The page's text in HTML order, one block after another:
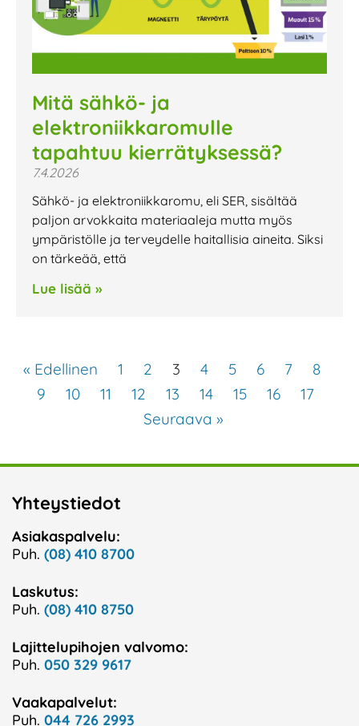
Mitä sähkö- ja
elektroniikkaromulle
tapahtuu kierrätyksessä?
7.4.2026
Sähkö- ja elektroniikkaromu, eli SER, sisältää
paljon arvokkaita materiaaleja mutta myös
ympäristölle ja terveydelle haitallisia aineita. Siksi
on tärkeää, että
Lue lisää »
« Edellinen 1 2 3 4 5 6 7
8
9
10 11 12 13 14 15 16
17
Seuraava »
Yhteystiedot
Asiakaspalvelu:
Puh. (08) 410 8700
Laskutus:
Puh. (08) 410 8750
Lajittelupihojen valvomo:
Puh. 050 329 9617
Vaakapalvelut:
Puh. 044 726 2993